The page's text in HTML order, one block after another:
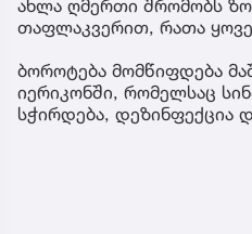
ახლა ღმერთი შრომობს
თაფლაკვერით, რათა
ბოროტება მომწიფდება
იერიკონში, რომელსაც
სჭირდება, დეზინფექცია